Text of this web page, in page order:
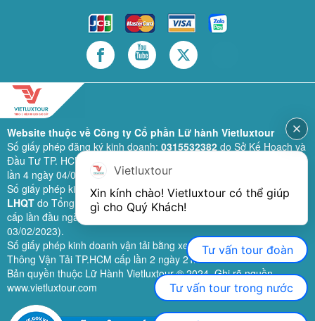
Website thuộc về Công ty Cổ phần Lữ hành Vietluxtour
Số giấy phép đăng ký kinh doanh: 0315532382do Sở Kế Hoạch và
Đầu Tư TP. HCM cấp lần đầu ngày 28/02/2019 (sửa đổi bổ sung
lần 4 ngày 04/06/2024).
Số giấy phép kinh doanh lữ hành quốc tế:79-1111/2019/TCDL-GP
LHQTdo Tổng Cục Du Lịch (nay là Cục Du lịch quốc gia Việt Nam)
cấp lần đầu ngày 26/09/2019 (sửa đổi, bổ sung lần 3 ngày
03/02/2023).
Số giấy phép kinh doanh vận tải bằng xe ô tô:11924do Sở Giao
Thông Vận Tải TP.HCM cấp lần 2 ngày 21/02/2023.
Bản quyền thuộc Lữ Hành Vietluxtour ® 2024. Ghi rõ nguồn
www.vietluxtour.com
Vietluxtour
Xin kính chào! Vietluxtour có thể giúp
gì cho Quý Khách!
Tư vấn tour đoàn
Tư vấn tour trong nước